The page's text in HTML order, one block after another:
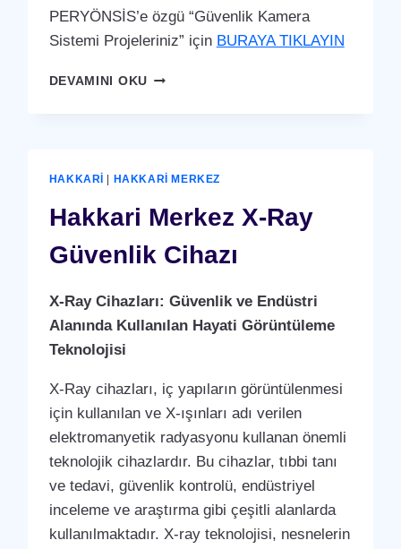
PERYÖNSİS’e özgü “Güvenlik Kamera
Sistemi Projeleriniz” için BURAYA TIKLAYIN
DEVAMINI OKUHAKKARI
HAKKARI HAKKARI MERKEZ
Hakkari Merkez X-Ray
Güvenlik Cihazı
X-Ray Cihazları: Güvenlik ve Endüstri
Alanında Kullanılan Hayati Görüntüleme
Teknolojisi
X-Ray cihazları, iç yapıların görüntülenmesi
için kullanılan ve X-ışınları adı verilen
elektromanyetik radyasyonu kullanan önemli
teknolojik cihazlardır. Bu cihazlar, tıbbi tanı
ve tedavi, güvenlik kontrolü, endüstriyel
inceleme ve araştırma gibi çeşitli alanlarda
kullanılmaktadır. X-ray teknolojisi, nesnelerin